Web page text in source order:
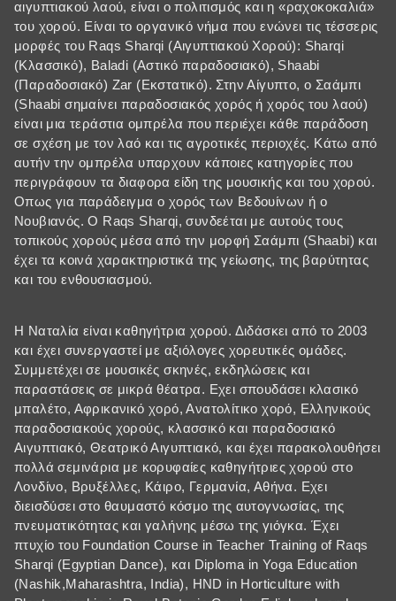
αιγυπτιακού λαού, είναι ο πολιτισμός και η «ραχοκοκαλιά»
του χορού. Είναι το οργανικό νήμα που ενώνει τις τέσσερις
μορφές του Raqs Sharqi (Αιγυπτιακού Χορού): Sharqi
(Κλασσικό), Baladi (Αστικό παραδοσιακό), Shaabi
(Παραδοσιακό) Zar (Εκστατικό). Στην Αίγυπτο, ο Σαάμπι
(Shaabi σημαίνει παραδοσιακός χορός ή χορός του λαού)
είναι μια τεράστια ομπρέλα που περιέχει κάθε παράδοση
σε σχέση με τον λαό και τις αγροτικές περιοχές. Κάτω από
αυτήν την ομπρέλα υπαρχουν κάποιες κατηγορίες που
περιγράφουν τα διαφορα είδη της μουσικής και του χορού.
Οπως για παράδειγμα ο χορός των Βεδουίνων ή ο
Νουβιανός. Ο Raqs Sharqi, συνδεέται με αυτούς τους
τοπικούς χορούς μέσα από την μορφή Σαάμπι (Shaabi) και
έχει τα κοινά χαρακτηριστικά της γείωσης, της βαρύτητας
και του ενθουσιασμού.
Η Ναταλία είναι καθηγήτρια χορού. Διδάσκει από το 2003
και έχει συνεργαστεί με αξιόλογες χορευτικές ομάδες.
Συμμετέχει σε μουσικές σκηνές, εκδηλώσεις και
παραστάσεις σε μικρά θέατρα. Εχει σπουδάσει κλασικό
μπαλέτο, Αφρικανικό χορό, Ανατολίτικο χορό, Ελληνικούς
παραδοσιακούς χορούς, κλασσικό και παραδοσιακό
Αιγυπτιακό, Θεατρικό Αιγυπτιακό, και έχει παρακολουθήσει
πολλά σεμινάρια με κορυφαίες καθηγήτριες χορού στο
Λονδίνο, Βρυξέλλες, Κάιρο, Γερμανία, Αθήνα. Εχει
διεισδύσει στο θαυμαστό κόσμο της αυτογνωσίας, της
πνευματικότητας και γαλήνης μέσω της γιόγκα. Έχει
πτυχίο του Foundation Course in Teacher Training of Raqs
Sharqi (Egyptian Dance), και Diploma in Yoga Education
(Nashik,Maharashtra, India), HND in Horticulture with